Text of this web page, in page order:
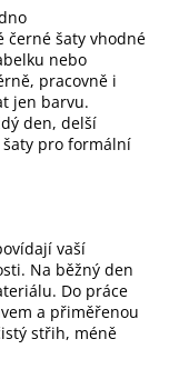
černé šaty vhodné
nebo
pracovně i
jen barvu.
den, delší
šaty pro formální
vaší
Na běžný den
Do práce
a přiměřenou
střih, méně